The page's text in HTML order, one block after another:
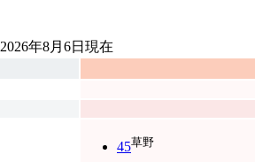
2026年8月6日 現在
45草野